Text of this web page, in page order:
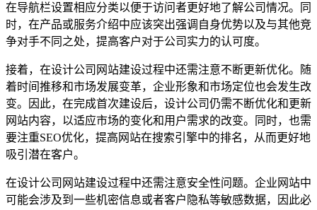
在导航栏设置相应分类以便于访问者更好地了解公司情况。同
时，在产品或服务介绍中应该突出强调自身优势以及与其他竞
争对手不同之处，提高客户对于公司实力的认可度。
接着，在设计公司网站建设过程中还需注意不断更新优化。随
着时间推移和市场发展变革，企业形象和市场定位也会发生改
变。因此，在完成首次建设后，设计公司仍需不断优化和更新
网站内容，以适应市场的变化和用户需求的改变。同时，也需
要注重SEO优化，提高网站在搜索引擎中的排名，从而更好地
吸引潜在客户。
在设计公司网站建设过程中还需注意安全性问题。企业网站中
可能会涉及到一些机密信息或者客户隐私等敏感数据，因此必